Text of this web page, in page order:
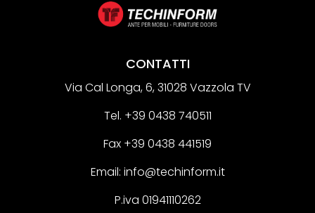
CONTATTI
Via Cal Longa, 6, 31028 Vazzola TV
Tel. +39 0438 740511
Fax +39 0438 441519
Email: info@techinform.it
P.iva 01941110262